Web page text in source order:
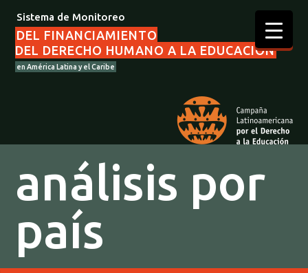
Sistema de Monitoreo
DEL FINANCIAMIENTO
DEL DERECHO HUMANO A LA EDUCACIÓN
en América Latina y el Caribe
análisis por
país